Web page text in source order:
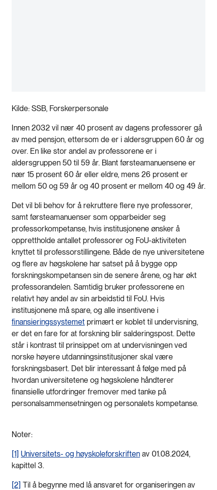
Kilde: SSB, Forskerpersonale
Innen 2032 vil nær 40 prosent av dagens professorer gå
av med pensjon, ettersom de er i aldersgruppen 60 år og
over. En like stor andel av professorene er i
aldersgruppen 50 til 59 år. Blant førsteamanuensene er
nær 15 prosent 60 år eller eldre, mens 26 prosent er
mellom 50 og 59 år og 40 prosent er mellom 40 og 49 år.
Det vil bli behov for å rekruttere flere nye professorer,
samt førsteamanuenser som opparbeider seg
professorkompetanse, hvis institusjonene ønsker å
opprettholde antallet professorer og FoU-aktiviteten
knyttet til professorstillingene. Både de nye universitetene
og flere av høgskolene har satset på å bygge opp
forskningskompetansen sin de senere årene, og har økt
professorandelen. Samtidig bruker professorene en
relativt høy andel av sin arbeidstid til FoU. Hvis
institusjonene må spare, og alle insentivene i
finansieringssystemet primært er koblet til undervisning,
er det en fare for at forskning blir salderingspost. Dette
står i kontrast til prinsippet om at undervisningen ved
norske høyere utdanningsinstitusjoner skal være
forskningsbasert. Det blir interessant å følge med på
hvordan universitetene og høgskolene håndterer
finansielle utfordringer fremover med tanke på
personalsammensetningen og personalets kompetanse.
Noter:
[1] Universitets- og høyskoleforskriften av 01.08.2024,
kapittel 3.
[2] Til å begynne med lå ansvaret for organiseringen av